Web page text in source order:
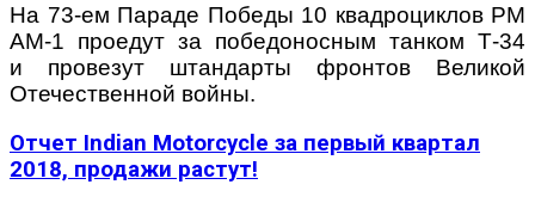
На 73-ем Параде Победы 10 квадроциклов РМ
АМ-1 проедут за победоносным танком Т-34
и провезут штандарты фронтов Великой
Отечественной войны.
Отчет Indian Motorcycle за первый квартал
2018, продажи растут!